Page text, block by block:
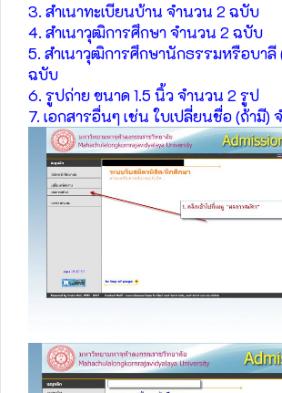
3. สำเนาทะเบียนบ้าน จำนวน 2 ฉบับ
4. สำเนาวุฒิการศึกษา จำนวน 2 ฉบับ
5. สำเนาวุฒิการศึกษานักธรรมหรือบาลี
ฉบับ
6. รูปถ่าย ขนาด 1.5 นิ้ว จำนวน 2 รูป
7. เอกสารอื่นๆ เช่น ใบเปลี่ยนชื่อ (ถ้ามี)